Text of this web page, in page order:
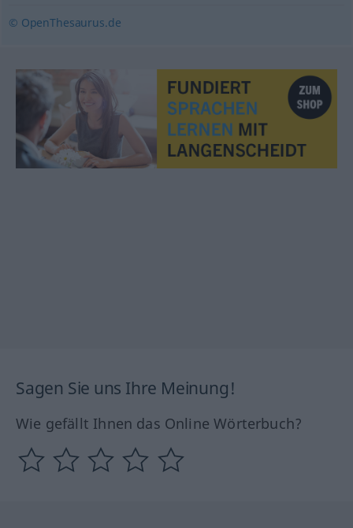
© OpenThesaurus.de
Sagen Sie uns Ihre Meinung!
Wie gefällt Ihnen das Online Wörterbuch?